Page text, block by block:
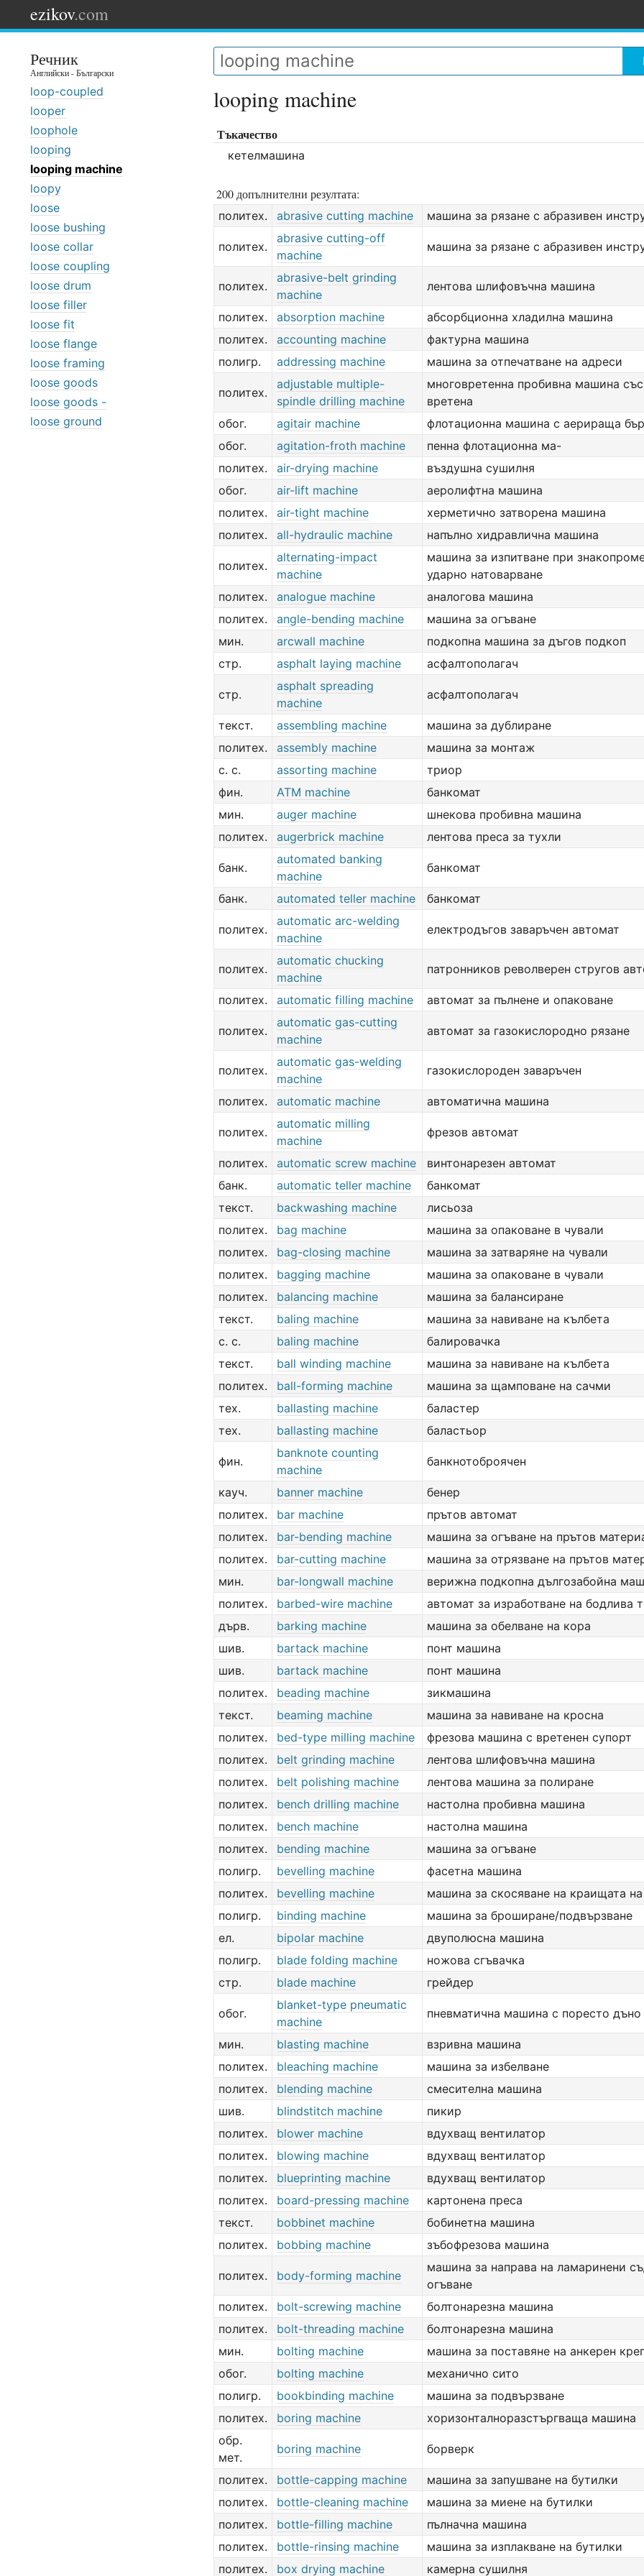
ezikov.com
Речник
Английски - Български
loop-coupled
looper
loophole
looping
looping machine
loopy
loose
loose bushing
loose collar
loose coupling
loose drum
loose filler
loose fit
loose flange
loose framing
loose goods
loose goods -
loose ground
looping machine
Тъкачество
кетелмашина
200 допълнителни резултата:
политех. abrasive cutting machine машина за рязане с абразивен
политех.
abrasive cutting-off
machine
машина за рязане с абразивен
политех.
abrasive-belt grinding
machine
лентова шлифовъчна машина
политех. absorption machine
абсорбционна хладилна машина
политех.
accounting machine
фактурна машина
полигр.
addressing machine машина за отпечатване на адреси
политех.
adjustable multiple-
spindle drilling machine
многовретенна пробивна машина
вретена
обог.
agitair machine
флотационна машина с аерираща
обог.
agitation-froth machine
пенна флотационна ма-
политех.
air-drying machine
въздушна сушилня
обог.
air-lift machine
аеролифтна машина
политех.
air-tight machine
херметично затворена машина
политех.
all-hydraulic machine напълно хидравлична машина
политех.
alternating-impact
machine
машина за изпитване при
ударно натоварване
политех.
analogue machine
аналогова машина
политех.
angle-bending machine
машина за огъване
мин.
arcwall machine
подкопна машина за дъгов подкоп
стр.
asphalt laying machine асфалтополагач
стр.
asphalt spreading
machine
асфалтополагач
текст. assembling machine
машина за дублиране
политех.
assembly machine
машина за монтаж
с. с.
assorting machine
триор
фин.
ATM machine
банкомат
мин.
auger machine
шнекова пробивна машина
политех.
augerbrick machine лентова преса за тухли
банк.
automated banking
machine
банкомат
банк. automated teller machine банкомат
политех.
automatic arc-welding
machine
електродъгов заваръчен автомат
политех.
automatic chucking
machine
патронников револверен стругов
политех. automatic filling machine автомат за пълнене и опаковане
политех.
automatic gas-cutting
machine
автомат за газокислородно рязане
политех.
automatic gas-welding
machine
газокислороден заваръчен
политех. automatic machine автоматична машина
политех.
automatic milling
machine
фрезов автомат
политех. automatic screw machine
винтонарезен автомат
банк.
automatic teller machine
банкомат
текст.
backwashing machine
лисьоза
политех.
bag machine
машина за опаковане в чували
политех.
bag-closing machine
машина за затваряне на чували
политех.
bagging machine
машина за опаковане в чували
политех.
balancing machine
машина за балансиране
текст.
baling machine
машина за навиване на кълбета
с. с.
baling machine
балировачка
текст.
ball winding machine
машина за навиване на кълбета
политех.
ball-forming machine
машина за щамповане на сачми
тех.
ballasting machine
баластер
тех.
ballasting machine баластьор
фин.
banknote counting
machine
банкнотоброячен
кауч. banner machine
бенер
политех.
bar machine
прътов автомат
политех.
bar-bending machine
машина за огъване на прътов
политех.
bar-cutting machine
машина за отрязване на прътов
мин.
bar-longwall machine
верижна подкопна дългозабойна
политех.
barbed-wire machine
автомат за изработване на бодлива
дърв.
barking machine
машина за обелване на кора
шив.
bartack machine
понт машина
шив.
bartack machine
понт машина
политех.
beading machine
зикмашина
текст.
beaming machine
машина за навиване на кросна
политех.
bed-type milling machine
фрезова машина с вретенен супорт
политех.
belt grinding machine
лентова шлифовъчна машина
политех.
belt polishing machine
лентова машина за полиране
политех.
bench drilling machine
настолна пробивна машина
политех.
bench machine
настолна машина
политех.
bending machine
машина за огъване
полигр.
bevelling machine
фасетна машина
политех.
bevelling machine
машина за скосяване на краищата
полигр.
binding machine
машина за броширане/подвързване
ел.
bipolar machine
двуполюсна машина
полигр.
blade folding machine
ножова сгъвачка
стр.
blade machine грейдер
обог.
blanket-type pneumatic
machine
пневматична машина с поресто дъно
мин. blasting machine
взривна машина
политех.
bleaching machine
машина за избелване
политех.
blending machine
смесителна машина
шив.
blindstitch machine
пикир
политех.
blower machine
вдухващ вентилатор
политех.
blowing machine
вдухващ вентилатор
политех.
blueprinting machine
вдухващ вентилатор
политех.
board-pressing machine
картонена преса
текст.
bobbinet machine
бобинетна машина
политех.
bobbing machine зъбофрезова машина
политех. body-forming machine
машина за направа на ламаринени
огъване
политех.
bolt-screwing machine
болтонарезна машина
политех.
bolt-threading machine
болтонарезна машина
мин.
bolting machine
машина за поставяне на анкерен
обог.
bolting machine
механично сито
полигр.
bookbinding machine
машина за подвързване
политех.
boring machine
хоризонталноразстъргваща машина
обр.
мет.
boring machine борверк
политех. bottle-capping machine
машина за запушване на бутилки
политех.
bottle-cleaning machine
машина за миене на бутилки
политех.
bottle-filling machine
пълначна машина
политех.
bottle-rinsing machine
машина за изплакване на бутилки
политех.
box drying machine камерна сушилня